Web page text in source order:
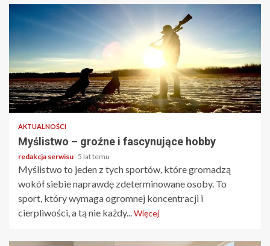
4 min odczytu
AKTUALNOŚCI
Myślistwo – groźne i fascynujące hobby
redakcja serwisu 5 lat temu
Myślistwo to jeden z tych sportów, które gromadzą
wokół siebie naprawdę zdeterminowane osoby. To
sport, który wymaga ogromnej koncentracji i
cierpliwości, a tą nie każdy...Więcej